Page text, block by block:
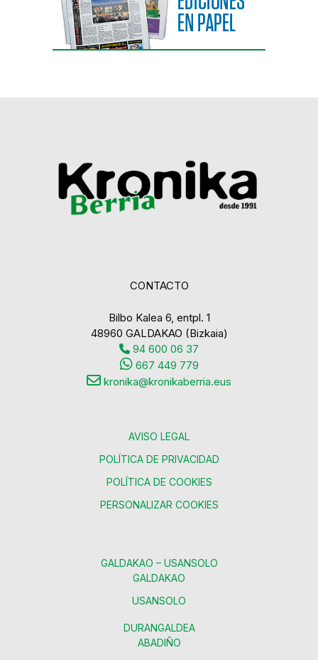
CONTACTO
Bilbo Kalea 6, entpl. 1
48960 GALDAKAO (Bizkaia)
94 600 06 37
667 449 779
kronika@kronikaberria.eus
AVISO LEGAL
POLÍTICA DE PRIVACIDAD
POLÍTICA DE COOKIES
PERSONALIZAR COOKIES
GALDAKAO – USANSOLO
GALDAKAO
USANSOLO
DURANGALDEA
ABADIÑO